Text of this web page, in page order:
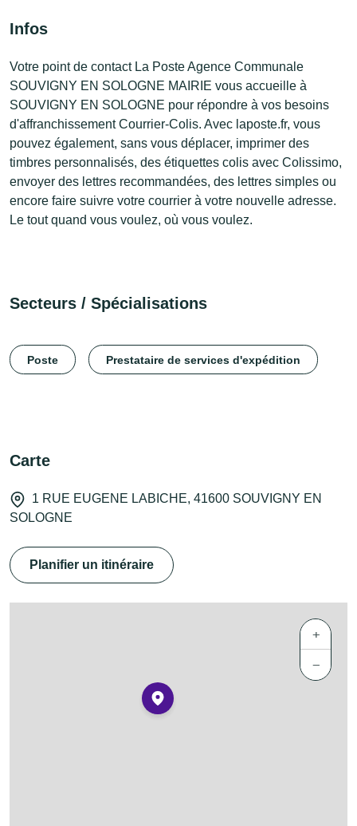
Infos
Votre point de contact La Poste Agence Communale
SOUVIGNY EN SOLOGNE MAIRIE vous accueille à
SOUVIGNY EN SOLOGNE pour répondre à vos besoins
d'affranchissement Courrier-Colis. Avec laposte.fr, vous
pouvez également, sans vous déplacer, imprimer des
timbres personnalisés, des étiquettes colis avec Colissimo,
envoyer des lettres recommandées, des lettres simples ou
encore faire suivre votre courrier à votre nouvelle adresse.
Le tout quand vous voulez, où vous voulez.
Secteurs / Spécialisations
Poste Prestataire de services d'expédition
Carte
1 RUE EUGENE LABICHE, 41600 SOUVIGNY EN
SOLOGNE
Planifier un itinéraire
+
−